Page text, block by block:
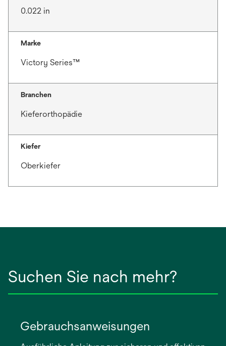
0.022 in
Marke
Victory Series™
Branchen
Kieferorthopädie
Kiefer
Oberkiefer
Suchen Sie nach mehr?
Gebrauchsanweisungen